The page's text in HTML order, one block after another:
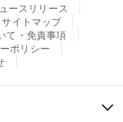
ースリリース
サイトマップ
て・免責事項
ポリシー